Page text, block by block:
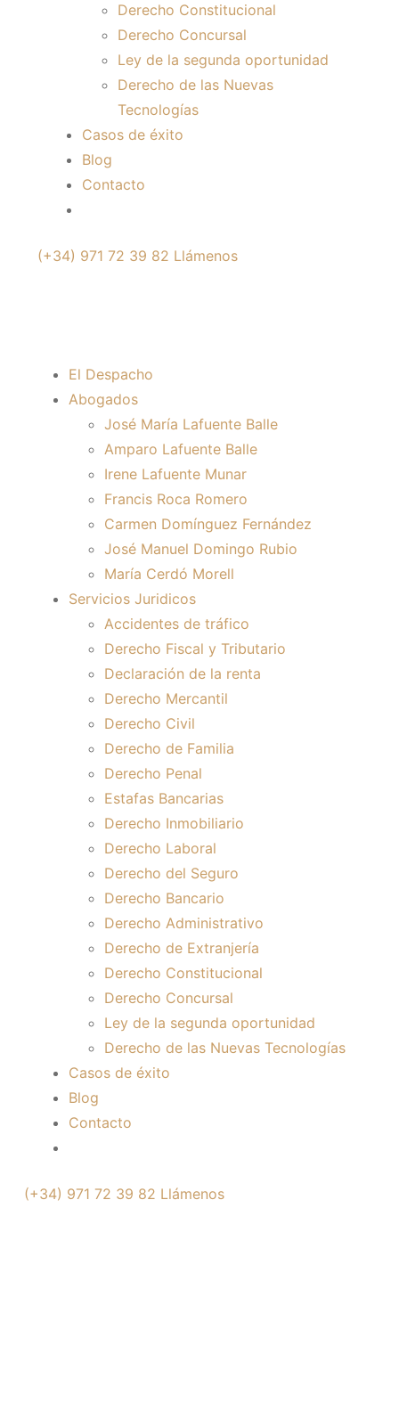
Derecho Constitucional
Derecho Concursal
Ley de la segunda oportunidad
Derecho de las Nuevas
Tecnologías
Casos de éxito
Blog
Contacto
(+34) 971 72 39 82 Llámenos
El Despacho
Abogados
José María Lafuente Balle
Amparo Lafuente Balle
Irene Lafuente Munar
Francis Roca Romero
Carmen Domínguez Fernández
José Manuel Domingo Rubio
María Cerdó Morell
Servicios Juridicos
Accidentes de tráfico
Derecho Fiscal y Tributario
Declaración de la renta
Derecho Mercantil
Derecho Civil
Derecho de Familia
Derecho Penal
Estafas Bancarias
Derecho Inmobiliario
Derecho Laboral
Derecho del Seguro
Derecho Bancario
Derecho Administrativo
Derecho de Extranjería
Derecho Constitucional
Derecho Concursal
Ley de la segunda oportunidad
Derecho de las Nuevas Tecnologías
Casos de éxito
Blog
Contacto
(+34) 971 72 39 82 Llámenos